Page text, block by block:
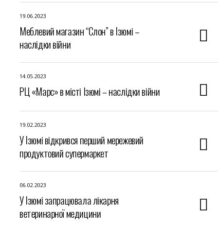
19.06.2023
Меблевий магазин “Слон” в Ізюмі –
наслідки війни
14.05.2023
РЦ «Марс» в місті Ізюмі – наслідки війни
19.02.2023
У Ізюмі відкрився перший мережевий
продуктовий супермаркет
06.02.2023
У Ізюмі запрацювала лікарня
ветеринарної медицини